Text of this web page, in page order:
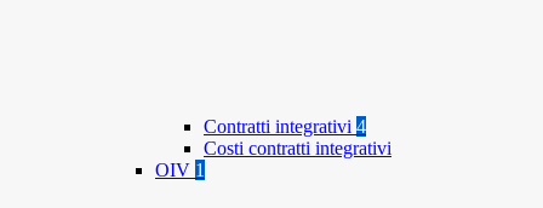
Contratti integrativi 4
Costi contratti integrativi
OIV 1